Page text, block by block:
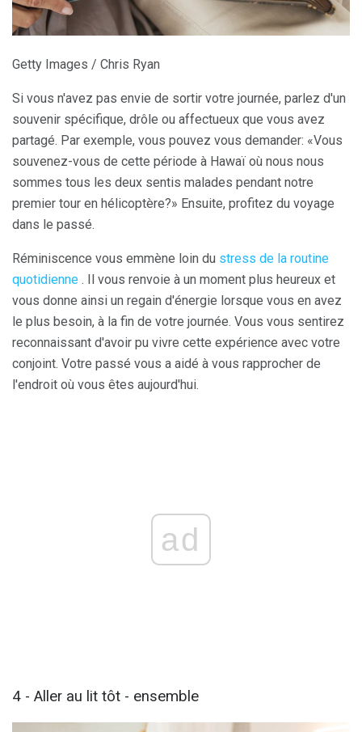
Getty Images / Chris Ryan
Si vous n'avez pas envie de sortir votre journée, parlez d'un
souvenir spécifique, drôle ou affectueux que vous avez
partagé. Par exemple, vous pouvez vous demander: «Vous
souvenez-vous de cette période à Hawaï où nous nous
sommes tous les deux sentis malades pendant notre
premier tour en hélicoptère?» Ensuite, profitez du voyage
dans le passé.
Réminiscence vous emmène loin du stress de la routine
quotidienne . Il vous renvoie à un moment plus heureux et
vous donne ainsi un regain d'énergie lorsque vous en avez
le plus besoin, à la fin de votre journée. Vous vous sentirez
reconnaissant d'avoir pu vivre cette expérience avec votre
conjoint. Votre passé vous a aidé à vous rapprocher de
l'endroit où vous êtes aujourd'hui.
ad
4 - Aller au lit tôt - ensemble